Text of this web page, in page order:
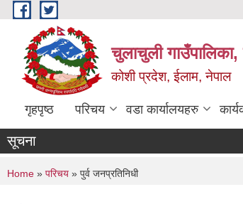
Skip to main content
चुलाचुली गाउँपालिका,
कोशी प्रदेश, ईलाम, नेपाल
गृहपृष्ठ परिचय वडा कार्यालयहरु
सूचना
You are here
Home » परिचय » पुर्व जनप्रतिनिधी